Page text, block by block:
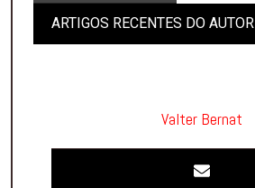
ARTIGOS RECENTES DO AUTOR
Valter Bernat